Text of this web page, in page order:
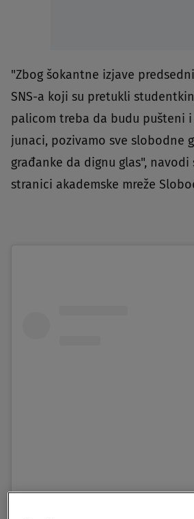
"Zbog šokantne izjave
SNS-a koji su pretukli
palicom treba da budu pušteni
junaci, pozivamo sve slobodne
građanke da dignu glas", navodi
stranici akademske mreže